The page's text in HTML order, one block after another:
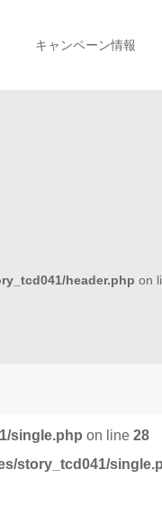
キャンペーン情報
header.php on
single.php on line 28
story_tcd041/